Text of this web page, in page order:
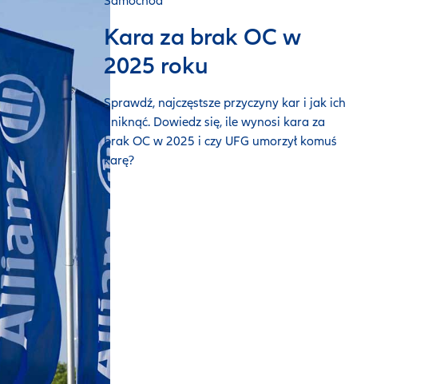
Kara za brak OC w
2025 roku
Sprawdź, najczęstsze przyczyny kar i jak ich
uniknąć. Dowiedz się, ile wynosi kara za
brak OC w 2025 i czy UFG umorzył komuś
karę?